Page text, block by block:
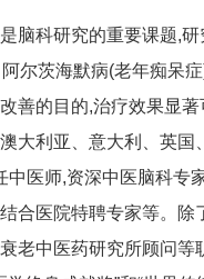
脑科研究的重要课题,
尔茨海默病(老年痴呆
善的目的,治疗效果显
大利亚、意大利、英
中医师,资深中医脑科
合医院特聘专家等。
老中医药研究所顾问